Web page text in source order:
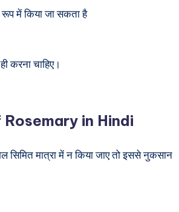
में किया जा सकता है
करना चाहिए।
in Hindi
सिमित मात्रा में न किया जाए तो इससे नुकसान